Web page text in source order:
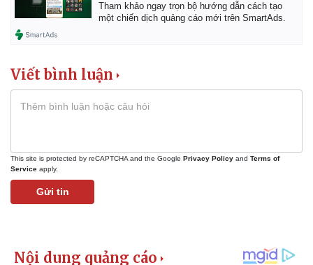
Tham khảo ngay trọn bộ hướng dẫn cách tạo
một chiến dịch quảng cáo mới trên SmartAds.
Viết bình luận
This site is protected by reCAPTCHA and the Google Privacy Policy and Terms of
Service apply.
Gửi tin